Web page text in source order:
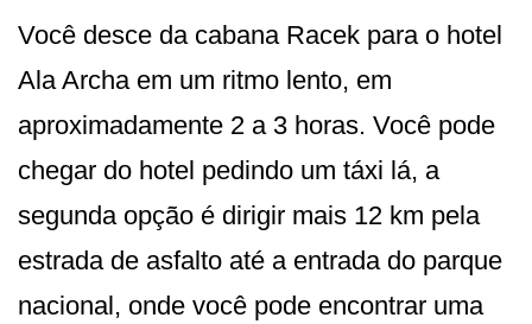
Você desce da cabana Racek para o hotel
Ala Archa em um ritmo lento, em
aproximadamente 2 a 3 horas. Você pode
chegar do hotel pedindo um táxi lá, a
segunda opção é dirigir mais 12 km pela
estrada de asfalto até a entrada do parque
nacional, onde você pode encontrar uma